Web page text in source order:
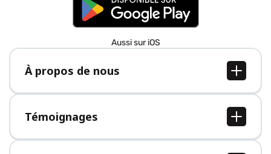
Aussi sur iOS
À propos de nous
À propos de nous
Postes
Presse
Témoignages
Tous les témoignages